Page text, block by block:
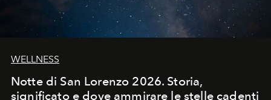
WELLNESS
Notte di San Lorenzo 2026. Storia,
significato e dove ammirare le stelle cadenti